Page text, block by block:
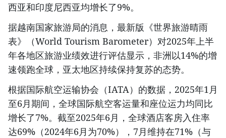
西亚和印度尼西亚均增长了9%。
据越南国家旅游局的消息，最新版《世界旅游晴雨
表》（World Tourism Barometer）对2025年上半
年各地区旅游业绩效进行评估显示，非洲以14%的增
速领跑全球，亚太地区持续保持复苏的态势。
根据国际航空运输协会（IATA）的数据，2025年1月
至6月期间，全球国际航空客运量和座位运力均同比
增长了7%。截至2025年6月，全球酒店客房入住率
达69%（2024年6月为70%），7月维持在71%（与